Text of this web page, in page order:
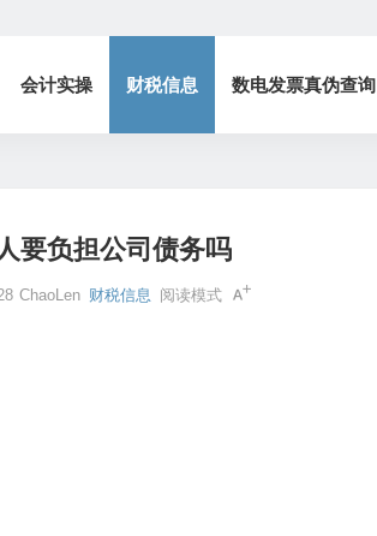
会计实操 财税信息 数电发票真伪查询
要负担公司债务吗
ChaoLen 财税信息 阅读模式